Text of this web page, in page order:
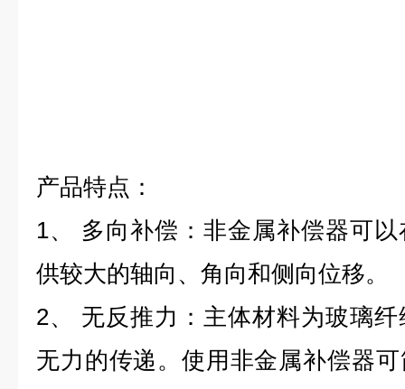
产品特点：
1、 多向补偿：非金属补偿器可
供较大的轴向、角向和侧向位移。
2、 无反推力：主体材料为玻璃
无力的传递。使用非金属补偿器